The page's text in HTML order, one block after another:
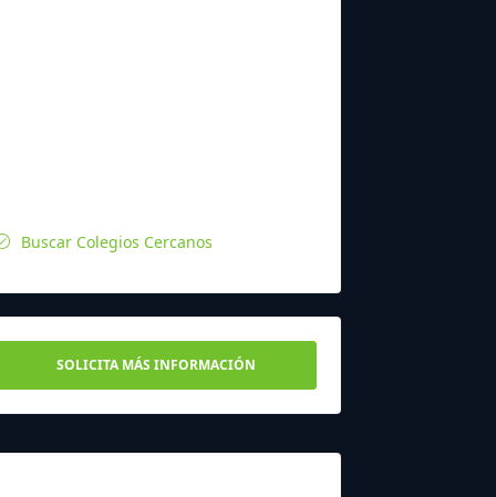
Buscar Colegios Cercanos
SOLICITA MÁS INFORMACIÓN